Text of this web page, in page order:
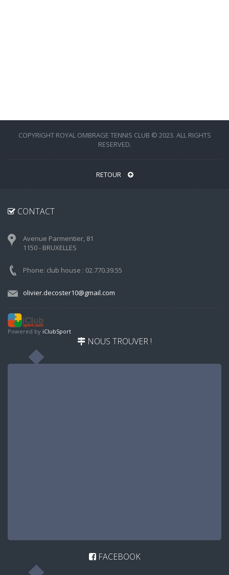
COPYRIGHT ROYAL OMBRAGE TENNIS CLUB © 2023. ALL RIGHTS
RESERVED.
RETOUR
CONTACT
Avenue Parmentier, 81
1150 - BRUXELLES
Phone: club house : 02.770.39.55
olivier.decoster10@gmail.com
Powered by iClubSport
NOUS TROUVER !
FACEBOOK